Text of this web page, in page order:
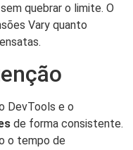
quebrar o limite. O
Vary quanto
DevTools e o
de forma consistente.
o tempo de